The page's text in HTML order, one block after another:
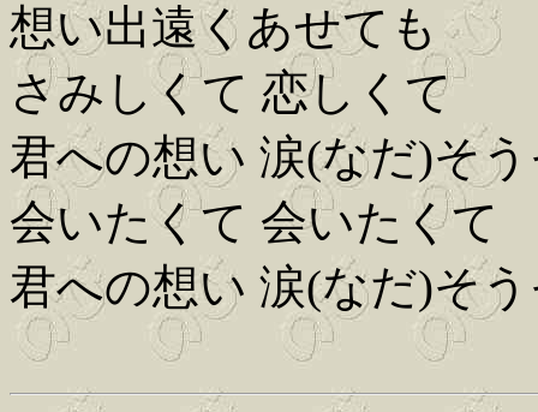
想い出遠くあせても
さみしくて 恋しくて
君への想い 涙(なだ)そ
会いたくて 会いたくて
君への想い 涙(なだ)そ